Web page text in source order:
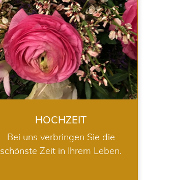
HOCHZEIT
Bei uns verbringen Sie die
schönste Zeit in Ihrem Leben.